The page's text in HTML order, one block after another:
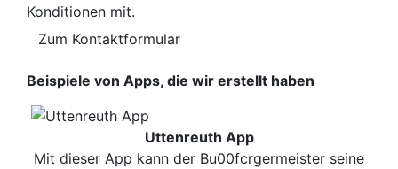
Konditionen mit.
Zum Kontaktformular
Beispiele von Apps, die wir erstellt haben
Uttenreuth App
Mit dieser App kann der Bu00fcrgermeister seine